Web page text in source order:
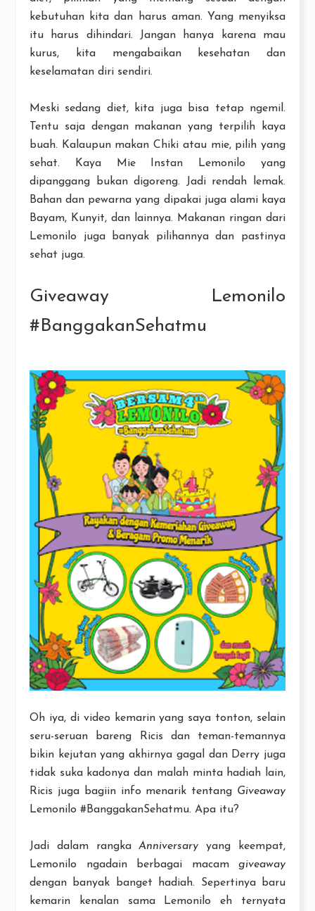
kebutuhan kita dan harus aman. Yang menyiksa
itu harus dihindari. Jangan hanya karena mau
kurus, kita mengabaikan kesehatan dan
keselamatan diri sendiri.
Meski sedang diet, kita juga bisa tetap ngemil.
Tentu saja dengan makanan yang terpilih kaya
buah. Kalaupun makan Chiki atau mie, pilih yang
sehat. Kaya Mie Instan Lemonilo yang
dipanggang bukan digoreng. Jadi rendah lemak.
Bahan dan pewarna yang dipakai juga alami kaya
Bayam, Kunyit, dan lainnya. Makanan ringan dari
Lemonilo juga banyak pilihannya dan pastinya
sehat juga.
Giveaway Lemonilo
#BanggakanSehatmu
Oh iya, di video kemarin yang saya tonton, selain
seru-seruan bareng Ricis dan teman-temannya
bikin kejutan yang akhirnya gagal dan Derry juga
tidak suka kadonya dan malah minta hadiah lain,
Ricis juga bagiin info menarik tentang Giveaway
Lemonilo #BanggakanSehatmu. Apa itu?
Jadi dalam rangkaAnniversary yang keempat,
Lemonilo ngadain berbagai macam giveaway
dengan banyak banget hadiah. Sepertinya baru
kemarin kenalan sama Lemonilo eh ternyata